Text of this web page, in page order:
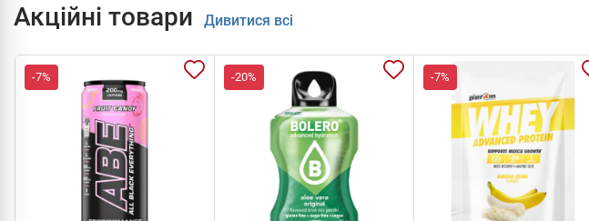
Акційні товари Дивитися всі
-7% -20% -7%